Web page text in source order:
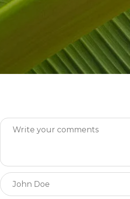
Message:
Name: